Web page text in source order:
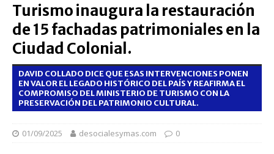
Turismo inaugura la restauración
de 15 fachadas patrimoniales en la
Ciudad Colonial.
DAVID COLLADO DICE QUE ESAS INTERVENCIONES PONEN
EN VALOR EL LEGADO HISTÓRICO DEL PAÍS Y REAFIRMA EL
COMPROMISO DEL MINISTERIO DE TURISMO CON LA
PRESERVACIÓN DEL PATRIMONIO CULTURAL.
01/09/2025 desocialesymas.com 0